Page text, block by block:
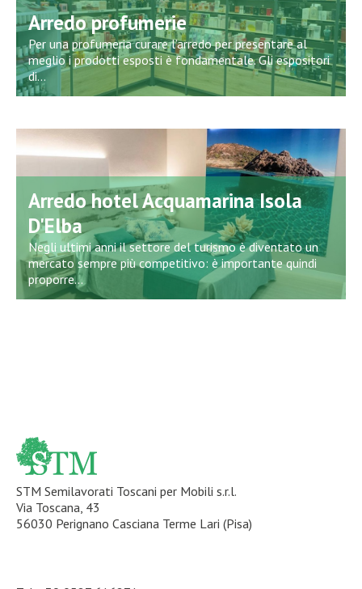
Arredo profumerie
Per una profumeria curare l’arredo per presentare al
meglio i prodotti esposti è fondamentale. Gli espositori
di...
Arredo hotel Acquamarina Isola
D'Elba
Negli ultimi anni il settore del turismo è diventato un
mercato sempre più competitivo: è importante quindi
proporre...
STM Semilavorati Toscani per Mobili s.r.l.
Via Toscana, 43
56030 Perignano Casciana Terme Lari (Pisa)